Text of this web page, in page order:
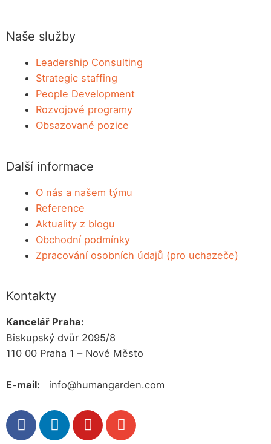
Naše služby
Leadership Consulting
Strategic staffing
People Development
Rozvojové programy
Obsazované pozice
Další informace
O nás a našem týmu
Reference
Aktuality z blogu
Obchodní podmínky
Zpracování osobních údajů (pro uchazeče)
Kontakty
Kancelář Praha:
Biskupský dvůr 2095/8
110 00 Praha 1 – Nové Město
E-mail: info@humangarden.com